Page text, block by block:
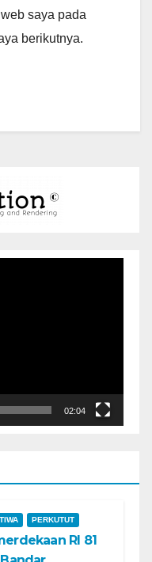
saya pada
berikutnya.
02:04
PERKUTUT
RI 81